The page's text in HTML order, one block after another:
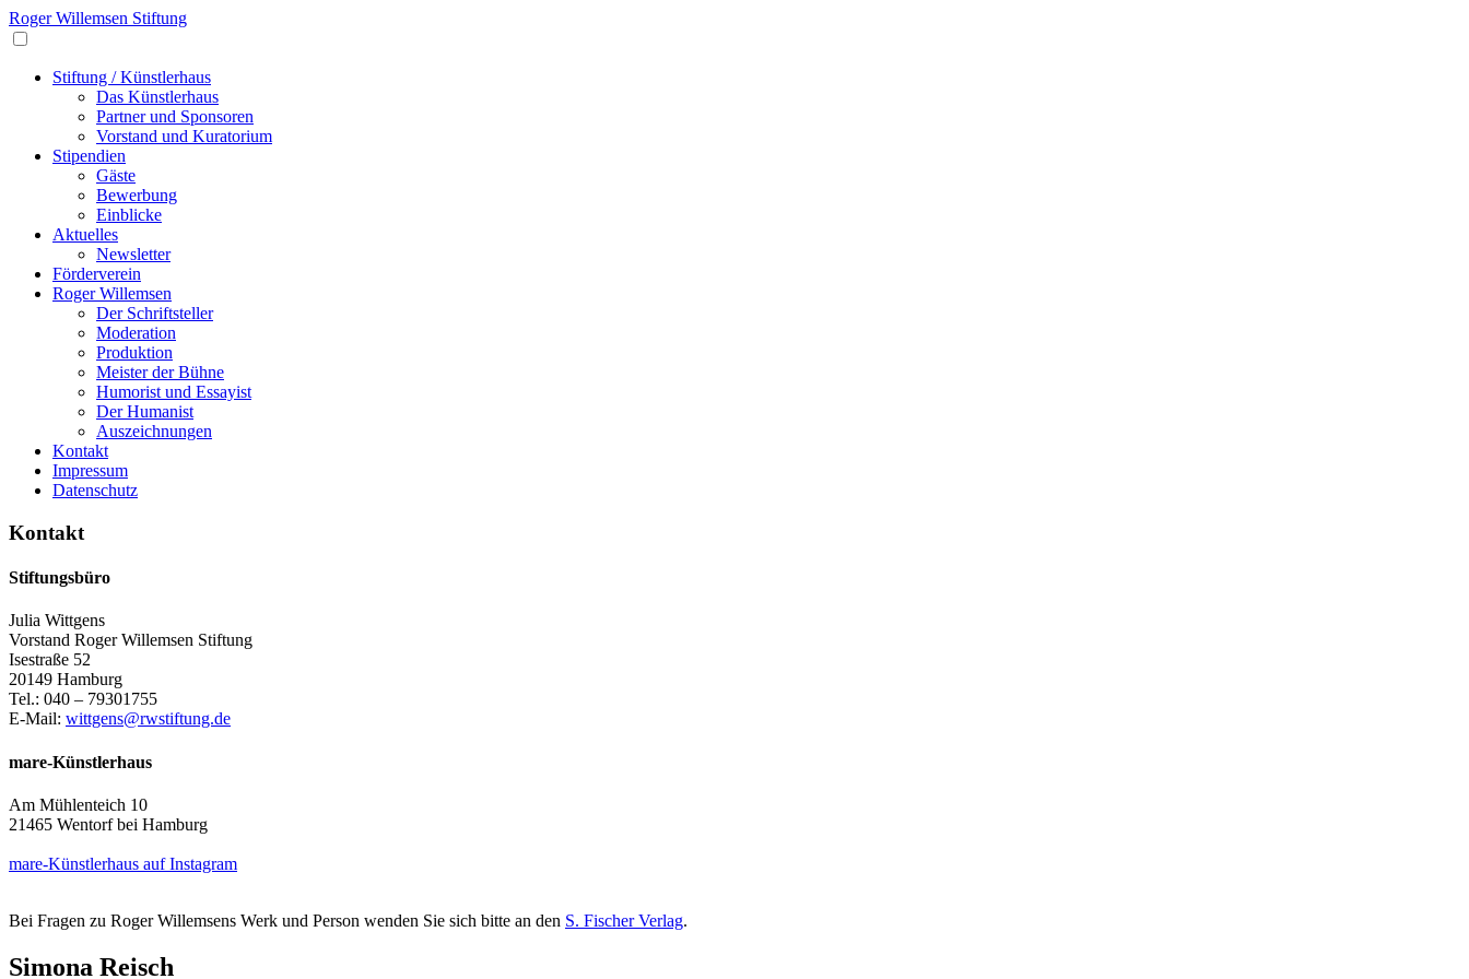
Roger Willemsen Stiftung
Stiftung / Künstlerhaus
Das Künstlerhaus
Partner und Sponsoren
Vorstand und Kuratorium
Stipendien
Gäste
Bewerbung
Einblicke
Aktuelles
Newsletter
Förderverein
Roger Willemsen
Der Schriftsteller
Moderation
Produktion
Meister der Bühne
Humorist und Essayist
Der Humanist
Auszeichnungen
Kontakt
Impressum
Datenschutz
Kontakt
Stiftungsbüro
Julia Wittgens
Vorstand Roger Willemsen Stiftung
Isestraße 52
20149 Hamburg
Tel.: 040 – 79301755
E-Mail: wittgens@rwstiftung.de
mare-Künstlerhaus
Am Mühlenteich 10
21465 Wentorf bei Hamburg
mare-Künstlerhaus auf Instagram
Bei Fragen zu Roger Willemsens Werk und Person wenden Sie sich bitte an den S. Fischer Verlag.
Simona Reisch